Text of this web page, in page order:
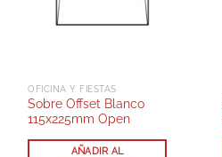
OFICINA Y FIESTAS
Sobre Offset Blanco
115x225mm Open
AÑADIR AL